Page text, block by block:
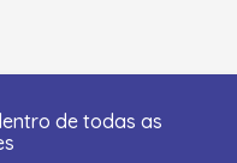
de todas as